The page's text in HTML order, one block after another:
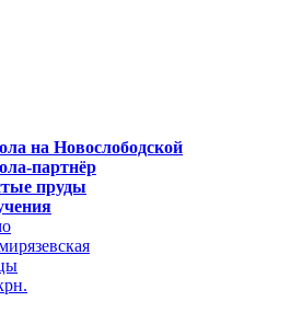
на Новослободской
партнёр
пруды